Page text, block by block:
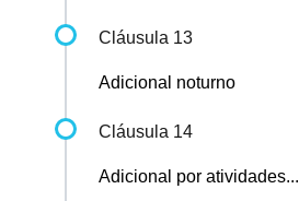
Cláusula 13
Adicional noturno
Cláusula 14
Adicional por atividades...